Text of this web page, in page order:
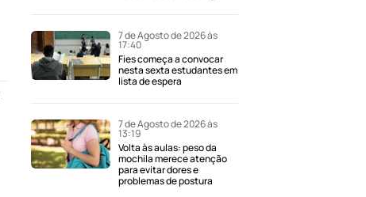
7 de Agosto de 2026 às
17:40
Fies começa a convocar
nesta sexta estudantes em
lista de espera
7 de Agosto de 2026 às
13:19
Volta às aulas: peso da
mochila merece atenção
para evitar dores e
problemas de postura